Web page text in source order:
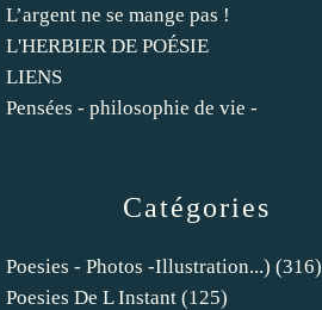
Catégories
Poesies - Photos -illustration...) (316)
Poesies De L Instant (125)
L’argent ne se mange pas !
L'HERBIER DE POÉSIE
LIENS
Pensées - philosophie de vie -